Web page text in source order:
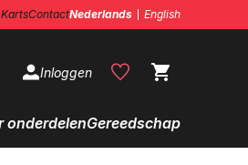
ContactNederlands English
Inloggen
onderdelenGereedschap